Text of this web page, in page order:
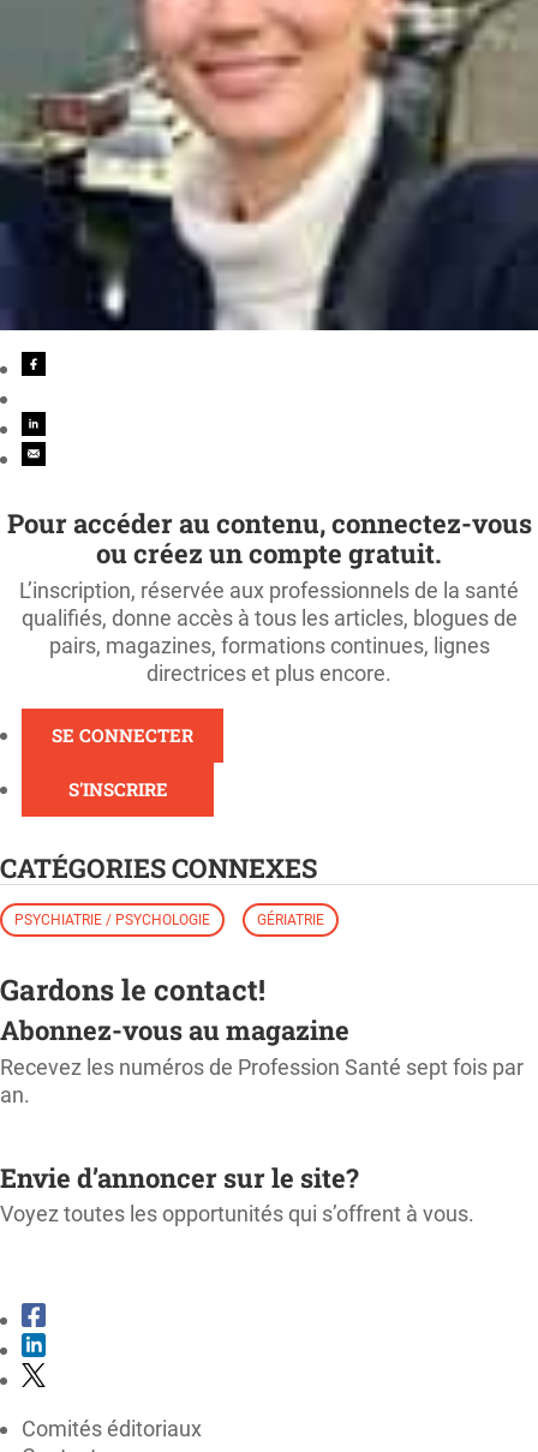
Pour accéder au contenu, connectez-vous
ou créez un compte gratuit.
L’inscription, réservée aux professionnels de la santé
qualifiés, donne accès à tous les articles, blogues de
pairs, magazines, formations continues, lignes
directrices et plus encore.
SE CONNECTER
S'INSCRIRE
CATÉGORIES CONNEXES
PSYCHIATRIE / PSYCHOLOGIE GÉRIATRIE
Gardons le contact!
Abonnez-vous au magazine
Recevez les numéros de Profession Santé sept fois par
an.
Envie d’annoncer sur le site?
Voyez toutes les opportunités qui s’offrent à vous.
Comités éditoriaux